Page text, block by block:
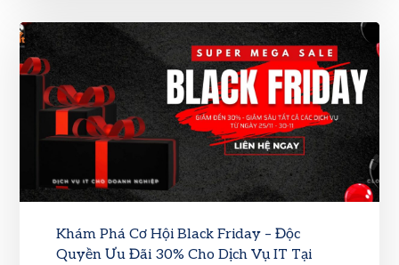
Khám Phá Cơ Hội Black Friday – Độc
Quyền Ưu Đãi 30% Cho Dịch Vụ IT Tại